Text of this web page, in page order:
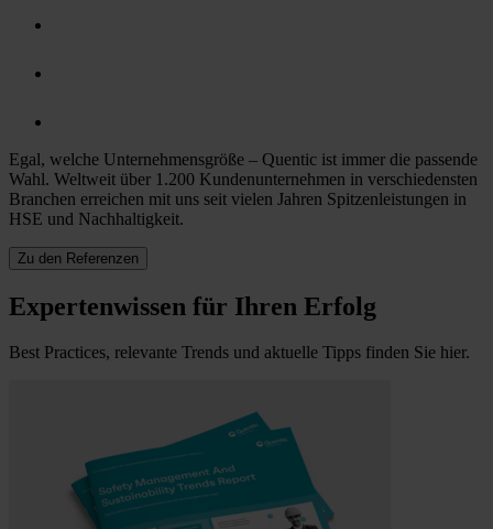
Egal, welche Unternehmensgröße – Quentic ist immer die passende
Wahl. Weltweit über 1.200 Kundenunternehmen in verschiedensten
Branchen erreichen mit uns seit vielen Jahren Spitzenleistungen in
HSE und Nachhaltigkeit.
Zu den Referenzen
Expertenwissen für Ihren Erfolg
Best Practices, relevante Trends und aktuelle Tipps finden Sie hier.